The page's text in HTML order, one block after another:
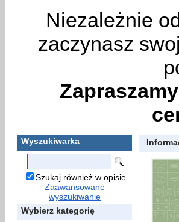
Niezależnie
zaczynasz
Wyszukiwarka
Szukaj również w opisie
Zaawansowane
wyszukiwanie
Wybierz kategorię